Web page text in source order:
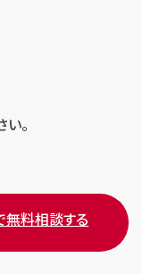
。
無料相談する